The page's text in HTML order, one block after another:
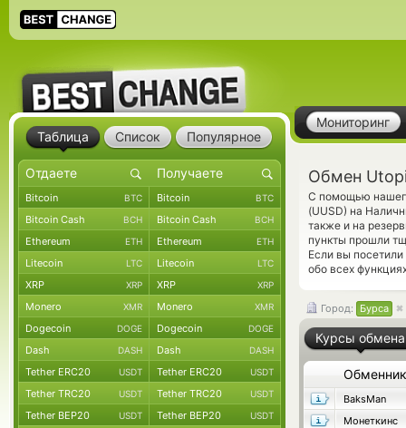
Мониторинг
Обмен
С помощью
(UUSD) на
также и на
пункты прошли
Если вы
обо всех
Город: Бурса
Курсы обмена
Обменник
BaksMan
Монеткинс
Таблица Список Популярное
Bitcoin BTC Bitcoin BTC
Bitcoin Cash BCH Bitcoin Cash BCH
Ethereum ETH Ethereum ETH
Litecoin LTC Litecoin LTC
XRP XRP XRP XRP
Monero XMR Monero XMR
Dogecoin DOGE Dogecoin DOGE
Dash DASH Dash DASH
Tether ERC20 USDT Tether ERC20 USDT
Tether TRC20 USDT Tether TRC20 USDT
Tether BEP20 USDT Tether BEP20 USDT